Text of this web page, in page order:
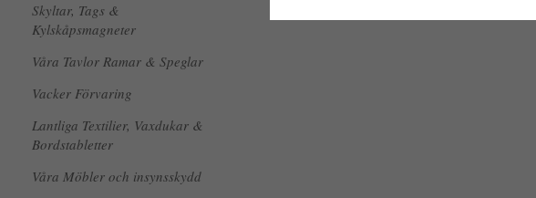
Skyltar, Tags &
Kylskåpsmagneter
Våra Tavlor Ramar & Speglar
Vacker Förvaring
Lantliga Textilier, Vaxdukar &
Bordstabletter
Våra Möbler och insynsskydd